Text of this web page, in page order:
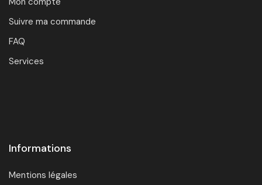
Suivre ma commande
FAQ
Services
Informations
Mentions légales